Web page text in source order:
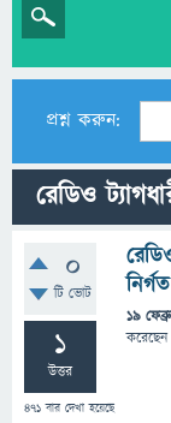
প্রশ্ন করুন:
রেডিও
0
টি ভোট
1
উত্তর
471 বার দেখা হয়েছে
19
করেছেন